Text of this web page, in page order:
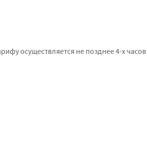
осуществляется не позднее 4-х